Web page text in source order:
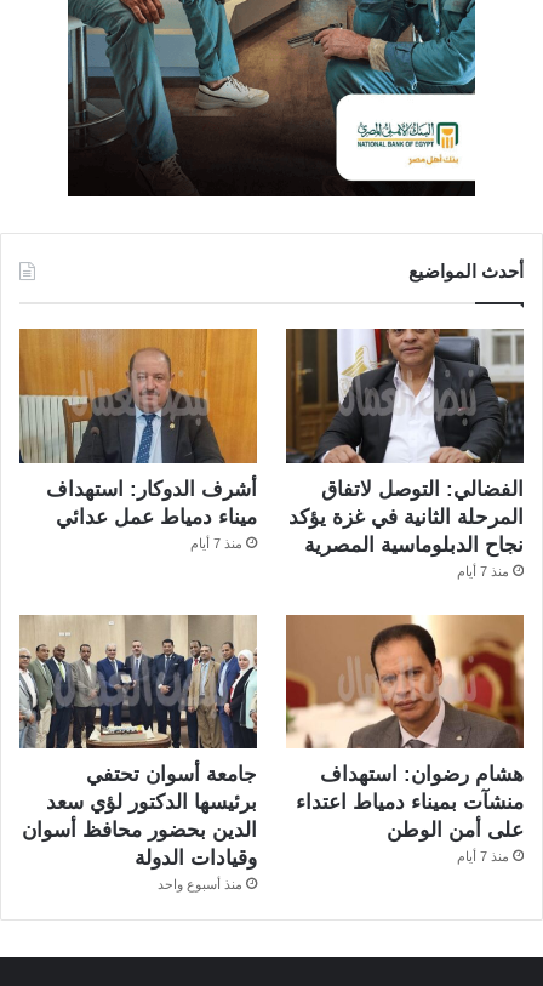
أحدث المواضيع
الفضالي: التوصل لاتفاق
المرحلة الثانية في غزة يؤكد
نجاح الدبلوماسية المصرية
منذ 7 أيام
أشرف الدوكار: استهداف
ميناء دمياط عمل عدائي
منذ 7 أيام
هشام رضوان: استهداف
منشآت بميناء دمياط اعتداء
على أمن الوطن
منذ 7 أيام
جامعة أسوان تحتفي
برئيسها الدكتور لؤي سعد
الدين بحضور محافظ أسوان
وقيادات الدولة
منذ أسبوع واحد